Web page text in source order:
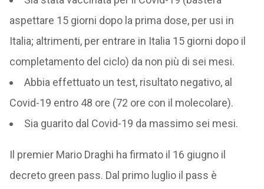
aspettare 15 giorni dopo la prima dose, per usi in
Italia; altrimenti, per entrare in Italia 15 giorni dopo il
completamento del ciclo) da non più di sei mesi.
Abbia effettuato un test, risultato negativo, al
Covid-19 entro 48 ore (72 ore con il molecolare).
Sia guarito dal Covid-19 da massimo sei mesi.
Il premier Mario Draghi ha firmato il 16 giugno il
decreto green pass. Dal primo luglio il pass è